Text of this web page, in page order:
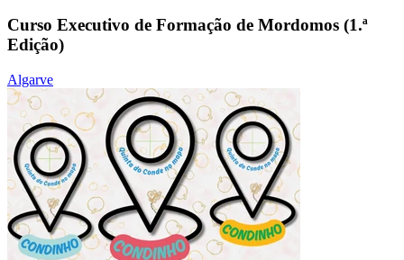
Curso Executivo de Formação de Mordomos (1.ª
Edição)
Algarve